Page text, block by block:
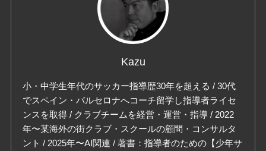
Kazu
小・中学生年代のサッカー指導歴30年を超える / 30代
でスペイン・バルセロナへコーチ留学し指導者ライセ
ンスを取得 / クラブチームを経営・運営・指導 / 2022
年〜某海外の街クラブ・スクールの顧問・コンサルタ
ント / 2025年〜AI関連 / 著書：指導者のための【少年サ